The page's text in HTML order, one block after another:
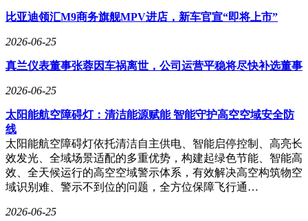
比亚迪领汇M9商务旗舰MPV进店，新车官宣“即将上市”
2026-06-25
真兰仪表董事张蓉因车祸离世，公司运营平稳将尽快补选董事
2026-06-25
太阳能航空障碍灯：清洁能源赋能 智能守护高空空域安全防
线
太阳能航空障碍灯依托清洁自主供电、智能启停控制、高亮长
效发光、全域场景适配的多重优势，构建起绿色节能、智能高
效、全天候运行的高空空域警示体系，有效解决高空构筑物空
域识别难、警示不到位的问题，全方位保障飞行通…
2026-06-25